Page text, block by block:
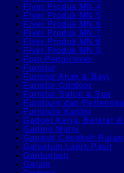
Flyer Produk MN 4
Flyer Produk MN 5
Flyer Produk MN 6
Flyer Produk MN 7
Flyer Produk MN 8
Flyer Produk MN 9
Foto Pengiriman
Furnitur
Furnitur Anak & Bayi
Furnitur Outdoor
Furnitur Salon & Spa
Furniture dan
Furniture Kantor
Gadget Kerja, Belajar
Gading Murni
Gagang Cengkeh
Galvalum Lapis Pasir
Gantungan
Garam